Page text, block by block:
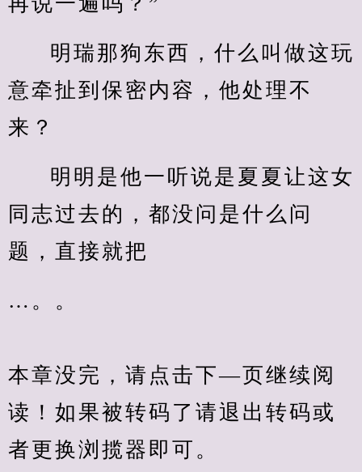
明瑞那狗东西，什么叫做这玩
意牵扯到保密内容，他处理不
来？
明明是他一听说是夏夏让这女
同志过去的，都没问是什么问
题，直接就把
…。。
本章没完，请点击下—页继续阅
读！如果被转码了请退出转码或
者更换浏揽器即可。